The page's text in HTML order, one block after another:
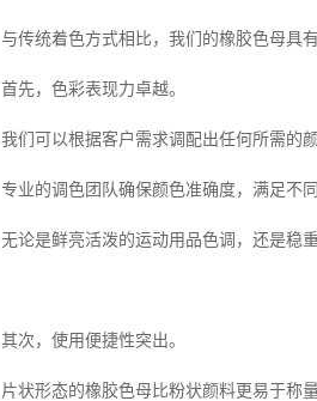
与传统着色方式相比，我们的橡胶色母具
首先，色彩表现力卓越。
我们可以根据客户需求调配出任何所需的
专业的调色团队确保颜色准确度，满足不
无论是鲜亮活泼的运动用品色调，还是稳
其次，使用便捷性突出。
片状形态的橡胶色母比粉状颜料更易于称